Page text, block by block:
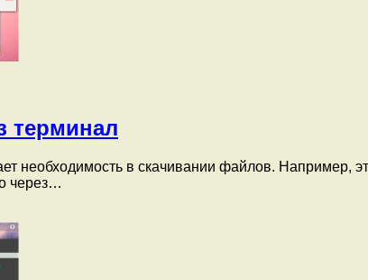
терминал
необходимость в скачивании файлов. Например,
через…